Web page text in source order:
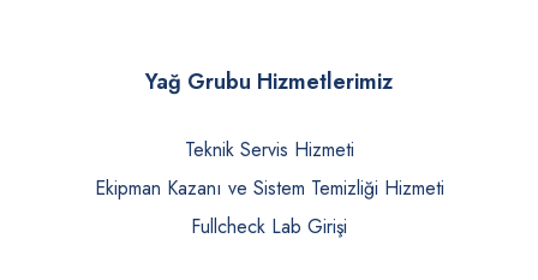
Yağ Grubu Hizmetlerimiz
Teknik Servis Hizmeti
Ekipman Kazanı ve Sistem Temizliği Hizmeti
Fullcheck Lab Girişi